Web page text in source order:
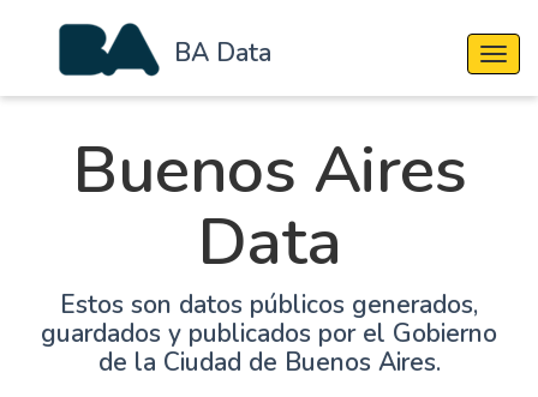
BA Data
Buenos Aires
Data
Estos son datos públicos generados,
guardados y publicados por el Gobierno
de la Ciudad de Buenos Aires.